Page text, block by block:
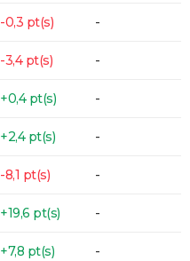
-0,3 pt(s) -
-3,4 pt(s) -
+0,4 pt(s) -
+2,4 pt(s) -
-8,1 pt(s) -
+19,6 pt(s) -
+7,8 pt(s) -